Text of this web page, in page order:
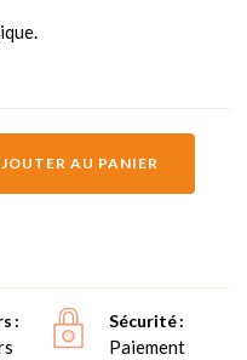
AU PANIER
Sécurité
Paiement